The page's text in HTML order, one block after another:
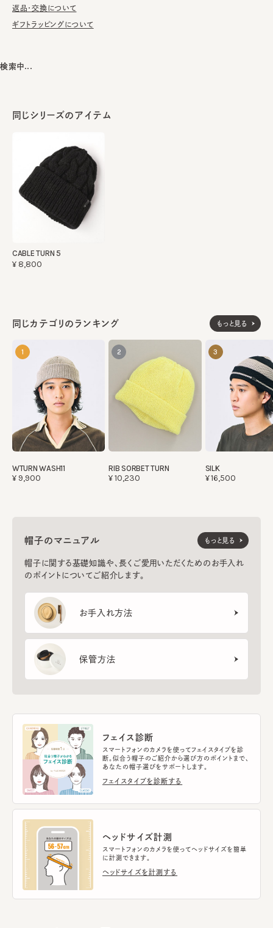
洗濯不可。汚れにつきましては、帽子が汚れてしまう前の対策と
返品・交換について
ギフトラッピングについて
同じシリーズのアイテム
CABLE TURN 5
¥8,800
同じカテゴリのランキング もっと見る
1
WTURN WASH11
¥9,900
2
RIB SORBET TURN
¥10,230
3
SILK
¥16,500
帽子のマニュアル
帽子に関する基礎知識や、長くご愛用いただくためのお手入れ
のポイントについてご紹介します。
お手入れ方法
保管方法
もっと見る
フェイス診断
スマートフォンのカメラを使ってフェイスタイプを診
断。似合う帽子のご紹介から選び方のポイントまで、
あなたの帽子選びをサポートします。
フェイスタイプを診断する
ヘッドサイズ計測
スマートフォンのカメラを使ってヘッドサイズを簡単
に計測できます。
ヘッドサイズを計測する
検索中...